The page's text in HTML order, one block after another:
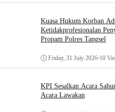
Kuasa Hukum Korban
Ketidakprofesionalan
Propam Polres Tangsel
Friday, 31 July 2026•10
KPI Sesalkan Acara
Acara Lawakan